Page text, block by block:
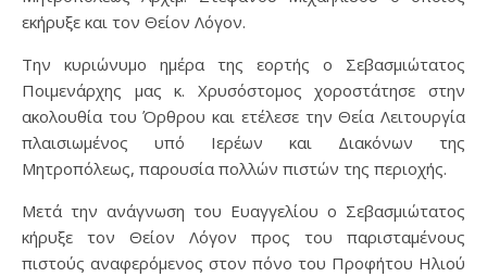
εκήρυξε και τον Θείον Λόγον.
Την κυριώνυμο ημέρα της εορτής ο Σεβασμιώτατος
Ποιμενάρχης μας κ. Χρυσόστομος χοροστάτησε στην
ακολουθία του Όρθρου και ετέλεσε την Θεία Λειτουργία
πλαισιωμένος υπό Ιερέων και Διακόνων της
Μητροπόλεως, παρουσία πολλών πιστών της περιοχής.
Μετά την ανάγνωση του Ευαγγελίου ο Σεβασμιώτατος
κήρυξε τον Θείον Λόγον προς του παρισταμένους
πιστούς αναφερόμενος στον πόνο του Προφήτου Ηλιού